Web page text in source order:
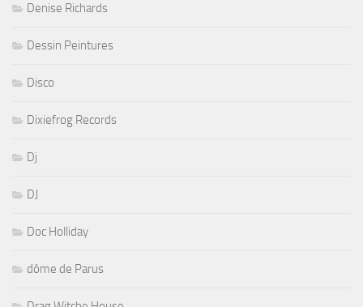
Denise Richards
Dessin Peintures
Disco
Dixiefrog Records
Dj
DJ
Doc Holliday
dôme de Parus